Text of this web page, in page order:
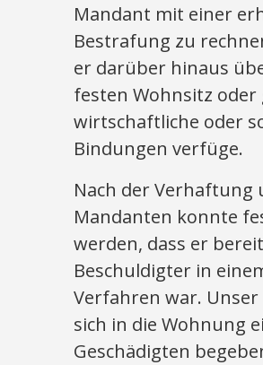
Mandant mit einer
Bestrafung zu
er darüber hinaus
festen Wohnsitz
wirtschaftliche oder
Bindungen verfüge.
Nach der Verhaftung
Mandanten konnte
werden, dass er
Beschuldigter in
Verfahren war.
sich in die Wohnung
Geschädigten